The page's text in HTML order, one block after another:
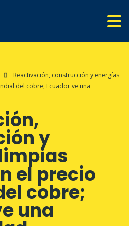
Reactivación, construcción y energías
del cobre; Ecuador ve una
y
el precio
cobre;
una